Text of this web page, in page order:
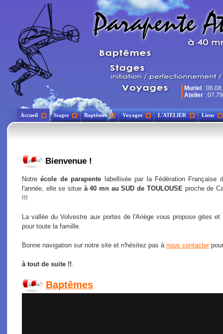
Muriel :
Atelier :
Accueil Stages Baptêmes Voyages L'ATELIER Liens
Bienvenue !
Notreécole de parapente labellisée par la Fédération Française
l'année, elle se situe à 40 mn au SUD de TOULOUSEproche de
!!!
La vallée du Volvestre aux portes de l'Ariège vous propose gites
pour toute la famille.
Bonne navigation sur notre site et n'hésitez pas à nous contacter
à tout de suite !!.
Baptêmes